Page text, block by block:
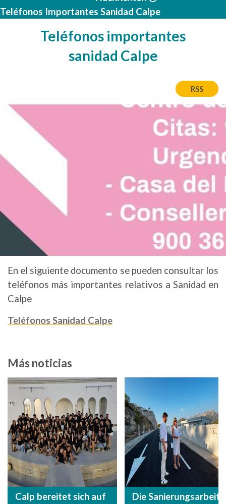
Teléfonos Importantes Sanidad Calpe
Teléfonos importantes
sanidad Calpe
RSS
Bild
En el siguiente documento se pueden consultar los
teléfonos más importantes relativos a Sanidad en
Calpe
Teléfonos Sanidad Calpe
Más noticias
Calp bereitet sich auf
Die